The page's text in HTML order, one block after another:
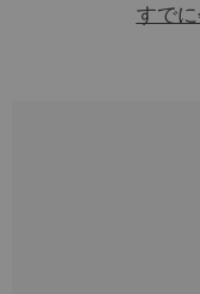
すでに